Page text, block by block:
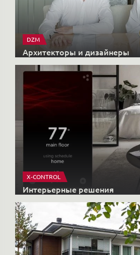
DZM
Архитекторы и дизайнеры
X-CONTROL
Интерьерные решения